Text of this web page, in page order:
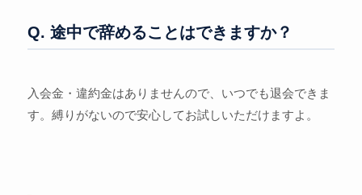
Q. 途中で辞めることはできますか？
入会金・違約金はありませんので、いつでも退会できま
す。縛りがないので安心してお試しいただけますよ。